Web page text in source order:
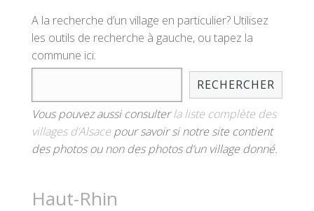
A la recherche d’un village en particulier? Utilisez
les outils de recherche à gauche, ou tapez la
commune ici:
RECHERCHER
Vous pouvez aussi consulterla liste complète des
villages d’Alsace pour savoir si notre site contient
des photos ou non des photos d’un village donné.
Haut-Rhin